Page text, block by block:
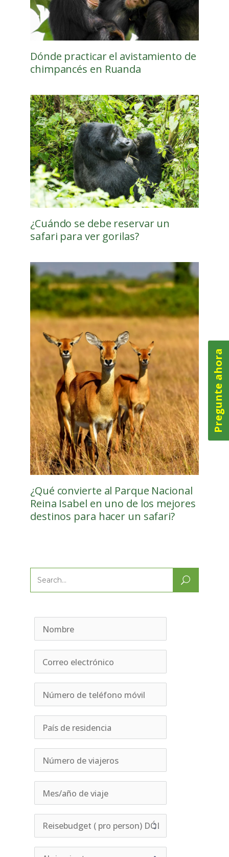
Dónde practicar el avistamiento de
chimpancés en Ruanda
¿Cuándo se debe reservar un
safari para ver gorilas?
¿Qué convierte al Parque Nacional
Reina Isabel en uno de los mejores
destinos para hacer un safari?
Search
Pregunte ahora